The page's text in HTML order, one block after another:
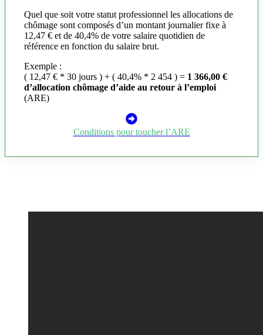
Quel que soit votre statut professionnel les allocations de
chômage sont composés d’un montant journalier fixe à
12,47 € et de 40,4% de votre salaire quotidien de
référence en fonction du salaire brut.
Exemple :
( 12,47 € * 30 jours ) + ( 40,4% * 2 454 ) = 1 366,00 €
d’allocation chômage d’aide au retour à l’emploi
(ARE)
Conditions pour toucher l’ARE